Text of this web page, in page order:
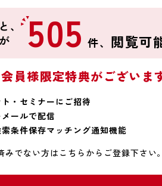
、 505 件、 閲覧可
員様限定特典がございま
・セミナーにご招待
ールで配信
条件保存マッチング通知機能
みでない方はこちらからご登録下さい。